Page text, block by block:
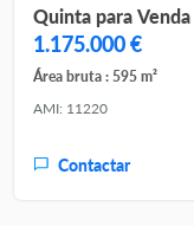
1.175.000 €
Área bruta : 595 m²
AMI: 11220
Contactar